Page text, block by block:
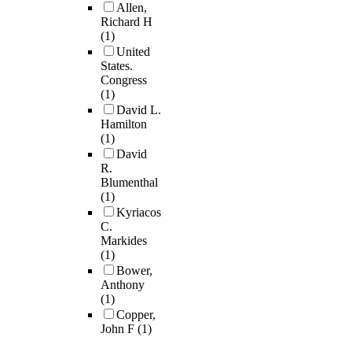
Allen,
Richard H
(1)
United
States.
Congress
(1)
David L.
Hamilton
(1)
David
R.
Blumenthal
(1)
Kyriacos
C.
Markides
(1)
Bower,
Anthony
(1)
Copper,
John F (1)